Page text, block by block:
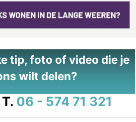
tip, foto of video die je
wilt delen?
T. 06 - 574 71 321